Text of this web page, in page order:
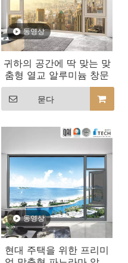
동영상
귀하의 공간에 딱 맞는 맞
춤형 열교 알루미늄 창문
묻다
동영상
현대 주택을 위한 프리미